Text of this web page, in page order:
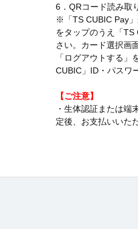
6．QRコード読み取
※「TS CUBIC Pay
をタップのうえ「
さい。カード選択画
「ログアウトする
CUBIC」ID・パスワ
【ご注意】
・生体認証または端
定後、お支払いいた